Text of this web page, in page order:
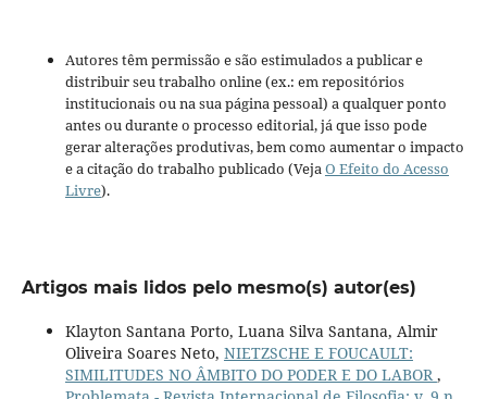
Autores têm permissão e são estimulados a publicar e
distribuir seu trabalho online (ex.: em repositórios
institucionais ou na sua página pessoal) a qualquer ponto
antes ou durante o processo editorial, já que isso pode
gerar alterações produtivas, bem como aumentar o impacto
e a citação do trabalho publicado (VejaO Efeito do Acesso
Livre).
Artigos mais lidos pelo mesmo(s) autor(es)
Klayton Santana Porto, Luana Silva Santana, Almir
Oliveira Soares Neto, NIETZSCHE E FOUCAULT:
SIMILITUDES NO ÂMBITO DO PODER E DO LABOR,